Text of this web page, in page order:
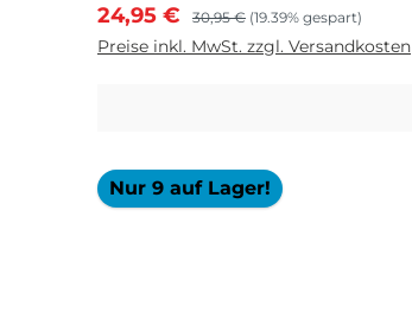
Verkaufspreis:
24,95 € Regulärer Preis:
30,95 € (19.39% gespart)
Preise inkl. MwSt. zzgl. Versandkosten
Nur 9 auf Lager!